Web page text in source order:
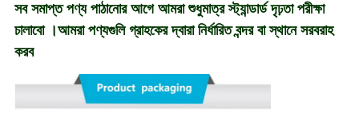
সব সমাপ্ত পণ্য পাঠানোর আগে আমরা শুধুমাত্র স্ট্যান্ডার্ড দৃঢ়তা পরীক্ষা
চালাবো ।আমরা পণ্যগুলি গ্রাহকের দ্বারা নির্ধারিত বন্দর বা স্থানে সরবরাহ
করব